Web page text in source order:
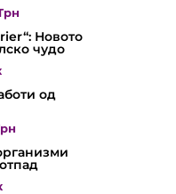
Новото
чудо
од